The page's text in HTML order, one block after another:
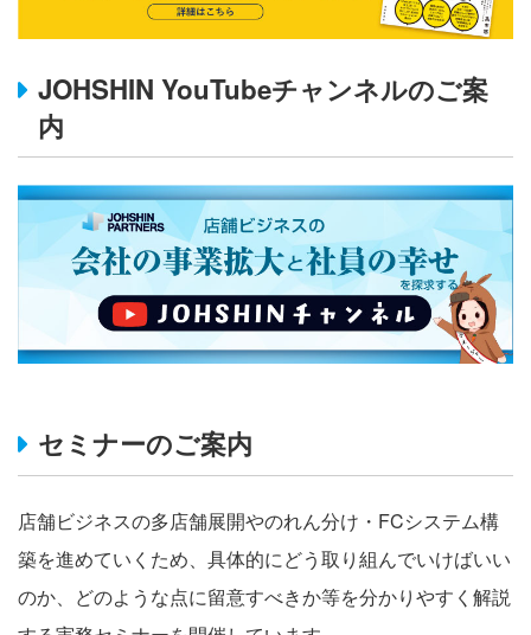
JOHSHIN YouTubeチャンネルのご案
内
セミナーのご案内
店舗ビジネスの多店舗展開やのれん分け・FCシステム構
築を進めていくため、具体的にどう取り組んでいけばいい
のか、どのような点に留意すべきか等を分かりやすく解説